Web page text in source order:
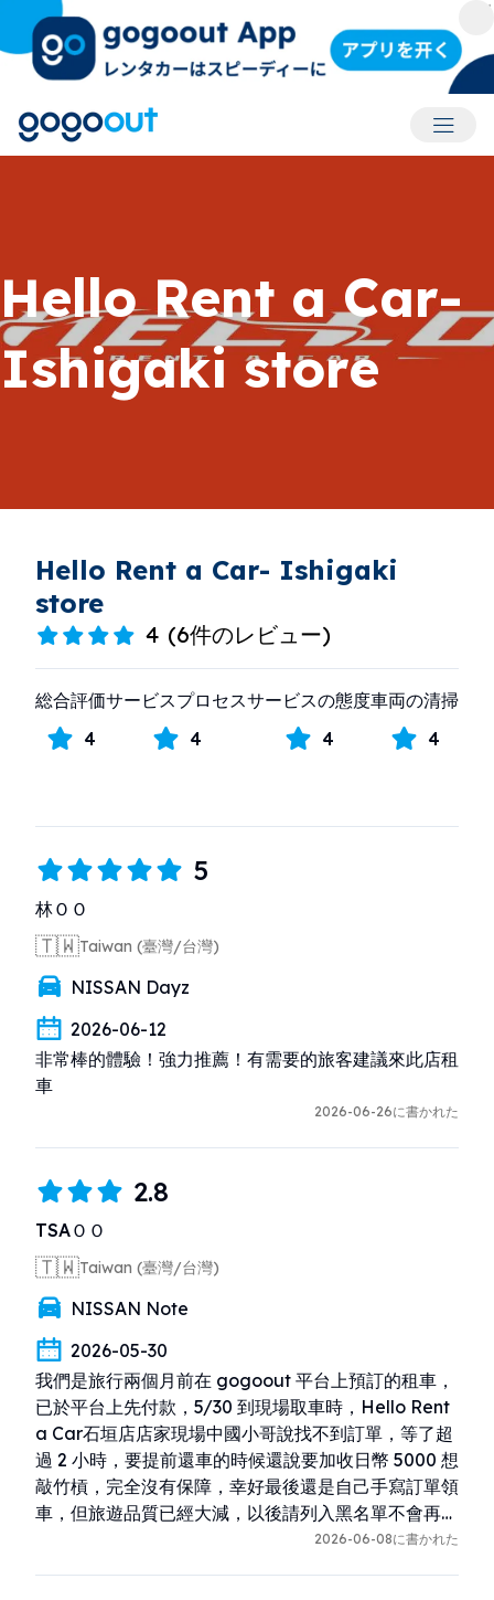
アカウ
Hello Rent a Car-
Ishigaki store
Hello Rent a Car- Ishigaki
store
4 (6件のレビュー)
総合評価
4
サービスプロセス
4
サービスの態度
4
車両の清掃
4
5
林ＯＯ
🇹🇼Taiwan (臺灣/台灣)
NISSAN Dayz
2026-06-12
非常棒的體驗！強力推薦！有需要的旅客建議來此店租
車
2026-06-26に書かれた
2.8
TSAＯＯ
🇹🇼Taiwan (臺灣/台灣)
NISSAN Note
2026-05-30
我們是旅行兩個月前在 gogoout 平台上預訂的租車，
已於平台上先付款，5/30 到現場取車時，Hello Rent
a Car石垣店店家現場中國小哥說找不到訂單，等了超
過 2 小時，要提前還車的時候還說要加收日幣 5000 想
敲竹槓，完全沒有保障，幸好最後還是自己手寫訂單領
車，但旅遊品質已經大減，以後請列入黑名單不會再次
2026-06-08に書かれた